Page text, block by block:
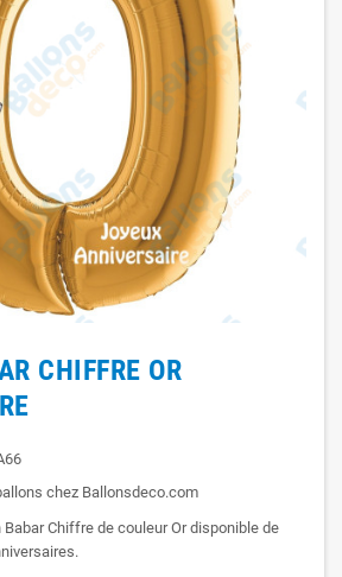
CHIFFRE OR
chez Ballonsdeco.com
Chiffre de couleur Or disponible de